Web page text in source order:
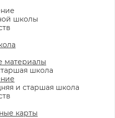
школы
материалы
школа
и старшая школа
карты